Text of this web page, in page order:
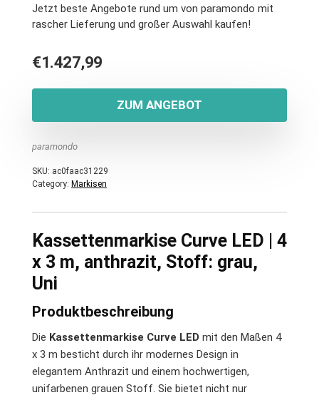
Jetzt beste Angebote rund um von paramondo mit
rascher Lieferung und großer Auswahl kaufen!
€1.427,99
ZUM ANGEBOT
paramondo
SKU: ac0faac31229
Category: Markisen
Kassettenmarkise Curve LED | 4
x 3 m, anthrazit, Stoff: grau,
Uni
Produktbeschreibung
Die Kassettenmarkise Curve LED mit den Maßen 4
x 3 m besticht durch ihr modernes Design in
elegantem Anthrazit und einem hochwertigen,
unifarbenen grauen Stoff. Sie bietet nicht nur